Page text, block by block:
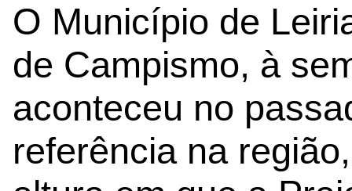
O Município de
de Campismo, à
aconteceu no
referência na